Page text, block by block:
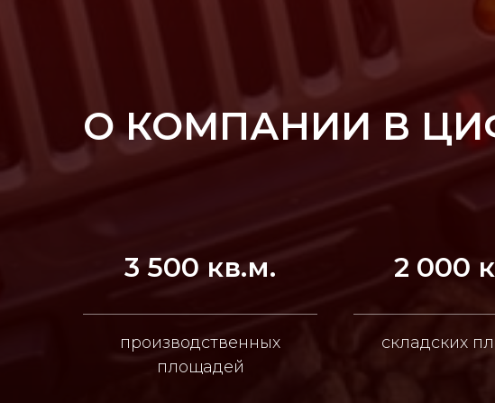
О КОМПАНИИ В
3 500 кв.м.
производственных
площадей
2 000
складских